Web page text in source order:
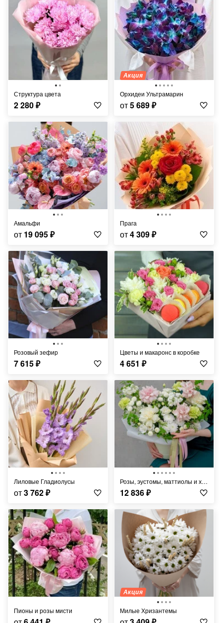
Структура цвета
2 280₽
Акция
Орхидеи Ультрамарин
от5 689₽
Амальфи
от 19 095₽
Прага
от4 309₽
Розовый зефир
7 615₽
Цветы и макаронс в коробке
4 651 ₽
Лиловые Гладиолусы
от3 762₽
Розы, эустомы, маттиолы и хризантемы в коробке "Фарфоровая мечта"
12 836₽
Пионы и розы мисти
Акция
Милые Хризантемы